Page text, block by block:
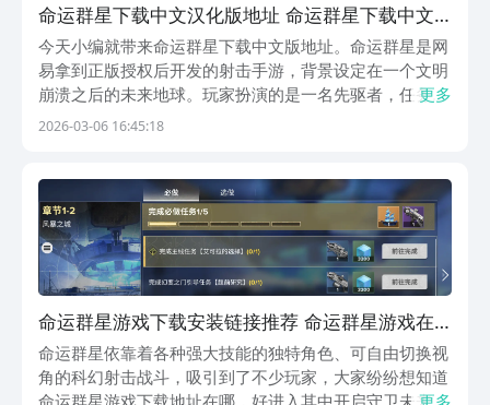
命运群星下载中文汉化版地址 命运群星下载中文
版链接
今天小编就带来命运群星下载中文版地址。命运群星是网
易拿到正版授权后开发的射击手游，背景设定在一个文明
崩溃之后的未来地球。玩家扮演的是一名先驱者，任务是
在废墟星球上不断探索，推进整个故事线往前走，最终为
切。...
更多
2026-03-06 16:45:18
命运群星游戏下载安装链接推荐 命运群星游戏在
哪下载
命运群星依靠着各种强大技能的独特角色、可自由切换视
角的科幻射击战斗，吸引到了不少玩家，大家纷纷想知道